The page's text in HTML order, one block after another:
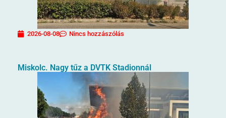
2026-08-08 Nincs hozzászólás
Miskolc. Nagy tűz a DVTK Stadionnál